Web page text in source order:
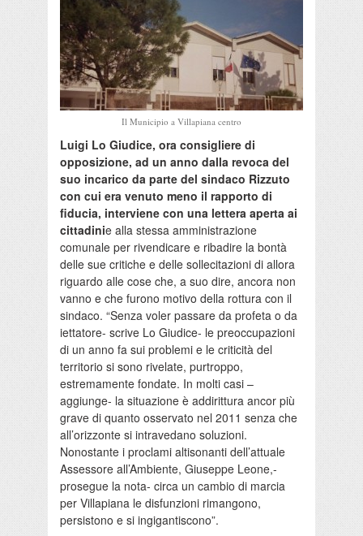
Il Municipio a Villapiana centro
Luigi Lo Giudice, ora consigliere di
opposizione, ad un anno dalla revoca del
suo incarico da parte del sindaco Rizzuto
con cui era venuto meno il rapporto di
fiducia, interviene con una lettera aperta ai
cittadinie alla stessa amministrazione
comunale per rivendicare e ribadire la bontà
delle sue critiche e delle sollecitazioni di allora
riguardo alle cose che, a suo dire, ancora non
vanno e che furono motivo della rottura con il
sindaco. “Senza voler passare da profeta o da
iettatore- scrive Lo Giudice- le preoccupazioni
di un anno fa sui problemi e le criticità del
territorio si sono rivelate, purtroppo,
estremamente fondate. In molti casi –
aggiunge- la situazione è addirittura ancor più
grave di quanto osservato nel 2011 senza che
all’orizzonte si intravedano soluzioni.
Nonostante i proclami altisonanti dell’attuale
Assessore all’Ambiente, Giuseppe Leone,-
prosegue la nota- circa un cambio di marcia
per Villapiana le disfunzioni rimangono,
persistono e si ingigantiscono”.